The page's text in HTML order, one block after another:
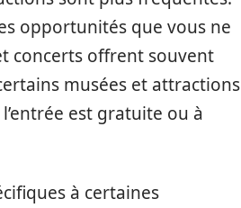
opportunités que vous ne
concerts offrent souvent
musées et attractions
est gratuite ou à
à certaines